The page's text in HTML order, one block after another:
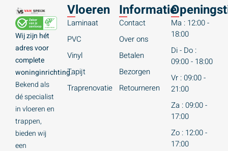
Wij zijn hét
adres voor
complete
woninginrichting.
Bekend als
dé specialist
in vloeren en
trappen,
bieden wij
een
Vloeren
Laminaat
PVC
Vinyl
Tapijt
Traprenovatie
Informatie
Contact
Over ons
Betalen
Bezorgen
Retourneren
Ma : 12:00 -
18:00
Di - Do :
09:00 - 18:00
Vr : 09:00 -
21:00
Za : 09:00 -
17:00
Zo : 12:00 -
17:00